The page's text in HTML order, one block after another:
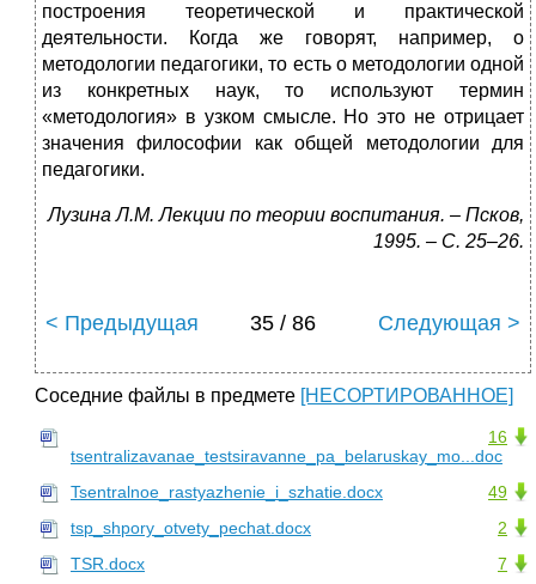
построения теоретической и практической
деятельности. Когда же говорят, например, о
методологии педагогики, то есть о методологии одной
из конкретных наук, то используют термин
«методология» в узком смысле. Но это не отрицает
значения философии как общей методологии для
педагогики.
Лузина Л.М. Лекции по теории воспитания. – Псков,
1995. – С. 25–26.
< Предыдущая 35 / 86 Следующая >
Соседние файлы в предмете [НЕСОРТИРОВАННОЕ]
16
tsentralizavanae_testsiravanne_pa_belaruskay_mo...doc
49
Tsentralnoe_rastyazhenie_i_szhatie.docx
2
tsp_shpory_otvety_pechat.docx
7
TSR.docx